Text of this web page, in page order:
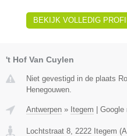
BEKIJK VOLLEDIG
't Hof Van Cuylen
Niet gevestigd in de plaats
Henegouwen.
Antwerpen » Itegem Google
Lochtstraat 8 2222 Itegem (